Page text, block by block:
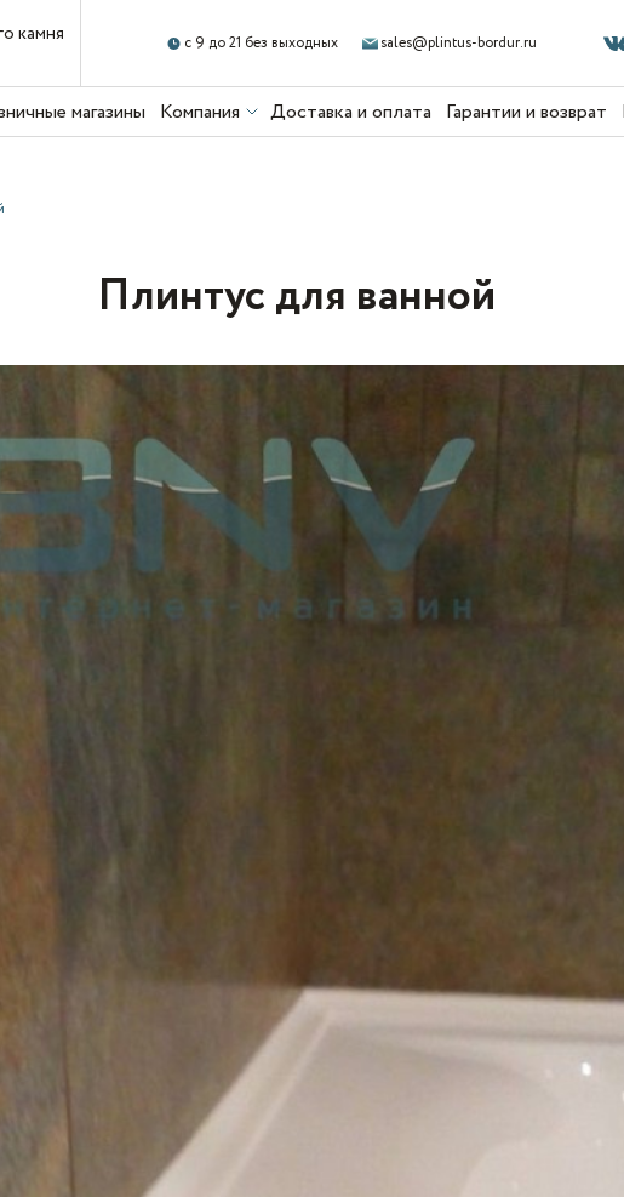
камня с 9 до 21 без выходных sales@plintus-bordur.ru
магазины Компания Доставка и оплата Гарантии и возврат
Плинтус для ванной